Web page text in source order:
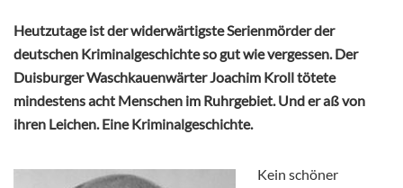
Heutzutage ist der widerwärtigste Serienmörder der
deutschen Kriminalgeschichte so gut wie vergessen. Der
Duisburger Waschkauenwärter Joachim Kroll tötete
mindestens acht Menschen im Ruhrgebiet. Und er aß von
ihren Leichen. Eine Kriminalgeschichte.
Kein schöner